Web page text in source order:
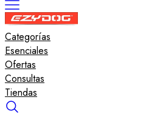
Categorías
Correas
Arneses
Collares
Salvavidas
Accesorios
Esenciales
Ofertas
Consultas
Tiendas